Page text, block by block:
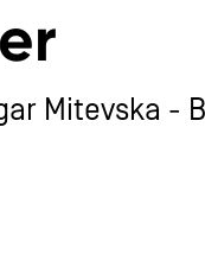
Mitevska -